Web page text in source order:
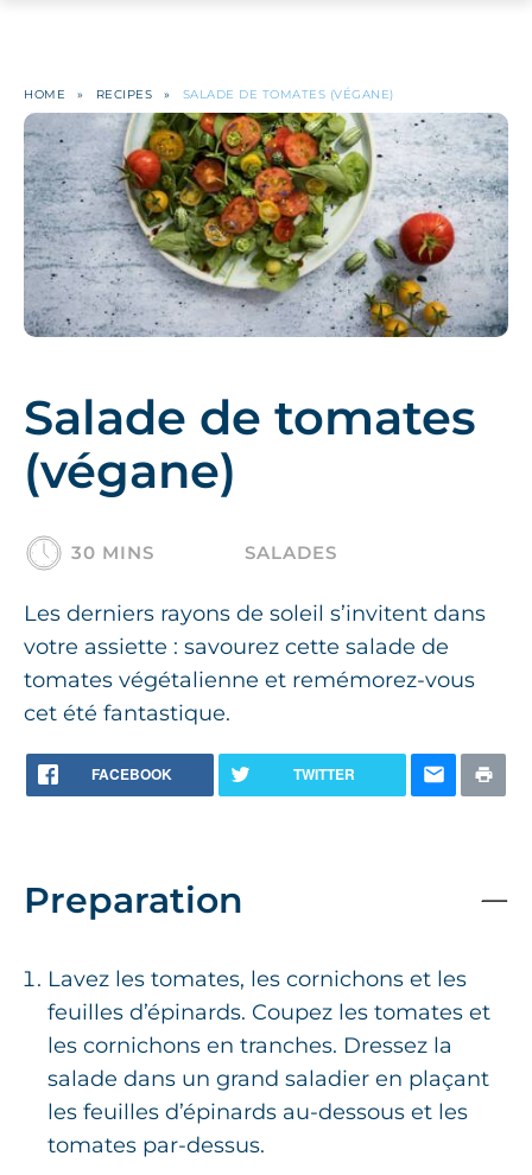
HOME » RECIPES » SALADE DE TOMATES (VÉGANE)
Salade de tomates
(végane)
30 MINS SALADES
Les derniers rayons de soleil s’invitent dans
votre assiette : savourez cette salade de
tomates végétalienne et remémorez-vous
cet été fantastique.
FACEBOOK TWITTER
Preparation
Lavez les tomates, les cornichons et les
feuilles d’épinards. Coupez les tomates et
les cornichons en tranches. Dressez la
salade dans un grand saladier en plaçant
les feuilles d’épinards au-dessous et les
tomates par-dessus.